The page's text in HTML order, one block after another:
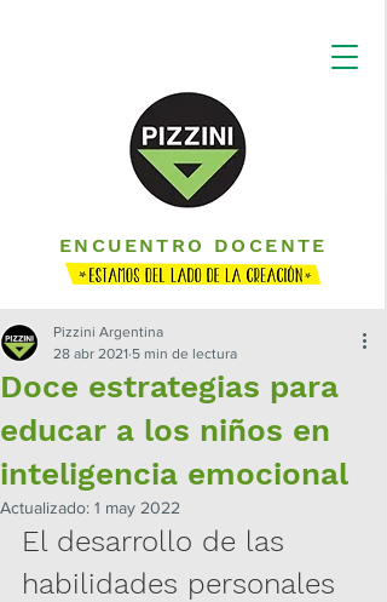
ENCUENTRO DOCENTE
Doce estrategias para
educar a los niños en
inteligencia emocional
Pizzini Argentina
28 abr 2021 5 min de lectura
Actualizado: 1 may 2022
El desarrollo de las
habilidades personales